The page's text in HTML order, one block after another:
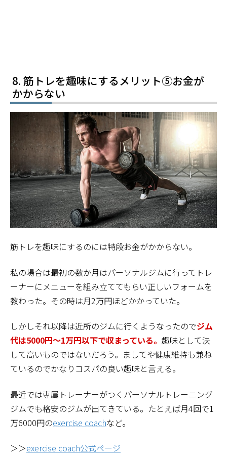
筋トレを趣味にするメリット⑤お金が
かからない
筋トレを趣味にするのには特段お金がかからない。
私の場合は最初の数か月はパーソナルジムに行ってトレ
ーナーにメニューを組み立ててもらい正しいフォームを
教わった。その時は月2万円ほどかかっていた。
しかしそれ以降は近所のジムに行くようなったのでジム
代は5000円～1万円以下で収まっている。 趣味として決
して高いものではないだろう。ましてや健康維持も兼ね
ているのでかなりコスパの良い趣味と言える。
最近では専属トレーナーがつくパーソナルトレーニング
ジムでも格安のジムが出てきている。たとえば月4回で1
万6000円のexercise coachなど。
＞＞exercise coach公式ページ